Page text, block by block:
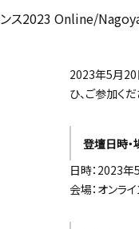
ンス2023 Online/
2023年5月20
ひ、ご参加くだ
登壇日時・
日時：2023
会場：オンライ